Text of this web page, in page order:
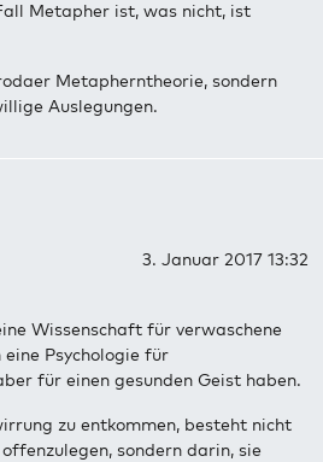
Metapher ist, was nicht, ist
Metapherntheorie, sondern
Auslegungen.
3. Januar 2017 13:32
Wissenschaft für verwaschene
Psychologie für
für einen gesunden Geist haben.
zu entkommen, besteht nicht
sondern darin, sie